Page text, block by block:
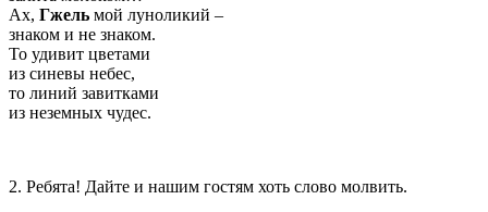
Ах, Гжель мой луноликий –
знаком и не знаком.
То удивит цветами
из синевы небес,
то линий завитками
из неземных чудес.
2. Ребята! Дайте и нашим гостям хоть слово молвить.